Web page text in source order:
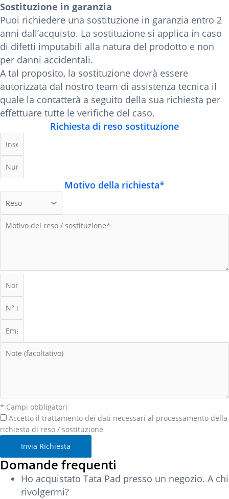
Sostituzione in garanzia
Puoi richiedere una sostituzione in garanzia entro 2
anni dall’acquisto. La sostituzione si applica in caso
di difetti imputabili alla natura del prodotto e non
per danni accidentali.
A tal proposito, la sostituzione dovrà essere
autorizzata dal nostro team di assistenza tecnica il
quale la contatterà a seguito della sua richiesta per
effettuare tutte le verifiche del caso.
Richiesta di reso sostituzione
Motivo della richiesta*
* Campi obbligatori
Accetto il trattamento dei dati necessari al processamento della
richiesta di reso / sostituzione
Invia Richiesta
Domande frequenti
Ho acquistato Tata Pad presso un negozio. A chi
rivolgermi?